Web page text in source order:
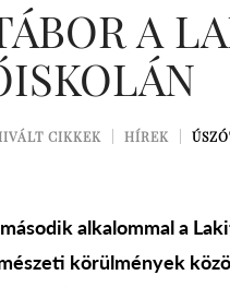
A
CIKKEK HÍREK
alkalommal a
körülmények